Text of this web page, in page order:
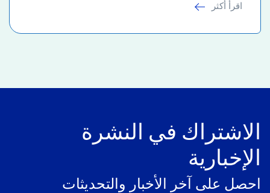
اقرأ أكثر
الاشتراك في النشرة
الإخبارية
احصل على آخر الأخبار والتحديثات